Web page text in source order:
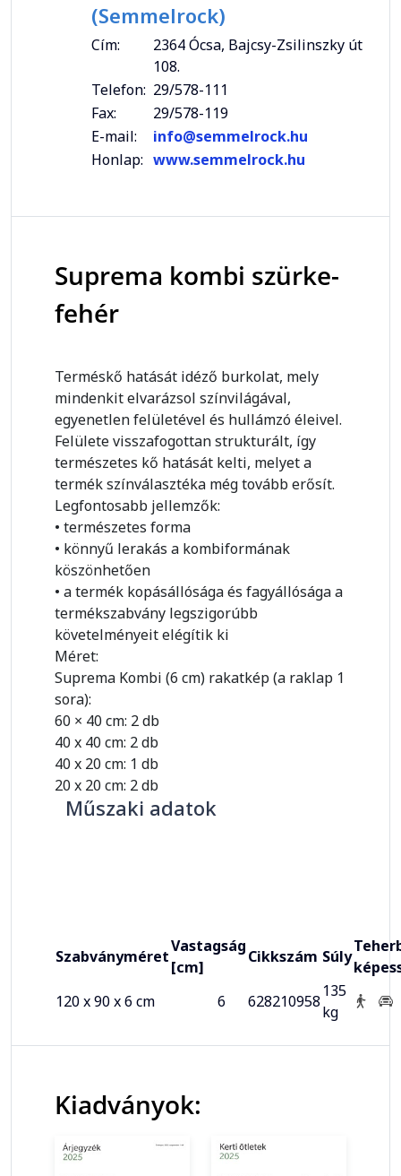
(Semmelrock)
Cím:
2364 Ócsa, Bajcsy-Zsilinszky út
108.
Telefon: 29/578-111
Fax:
29/578-119
E-mail:
info@semmelrock.hu
Honlap: www.semmelrock.hu
Suprema kombi szürke-
fehér
Terméskő hatását idéző burkolat, mely
mindenkit elvarázsol színvilágával,
egyenetlen felületével és hullámzó éleivel.
Felülete visszafogottan strukturált, így
természetes kő hatását kelti, melyet a
termék színválasztéka még tovább erősít.
Legfontosabb jellemzők:
• természetes forma
• könnyű lerakás a kombiformának
köszönhetően
• a termék kopásállósága és fagyállósága a
termékszabvány legszigorúbb
követelményeit elégítik ki
Méret:
Suprema Kombi (6 cm) rakatkép (a raklap 1
sora):
60 × 40 cm: 2 db
40 x 40 cm: 2 db
40 x 20 cm: 1 db
20 x 20 cm: 2 db
Műszaki adatok
Szabványméret
Vastagság
[cm]
Cikkszám Súly
120 x 90 x 6 cm
6 628210958
135
kg
Kiadványok: